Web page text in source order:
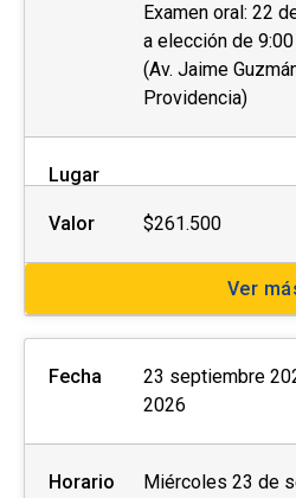
Examen oral: 22
a elección de
(Av. Jaime
Providencia)
Lugar
Valor $261.500
Ver
Fecha
23 septiembre
2026
Horario
Miércoles 23 de